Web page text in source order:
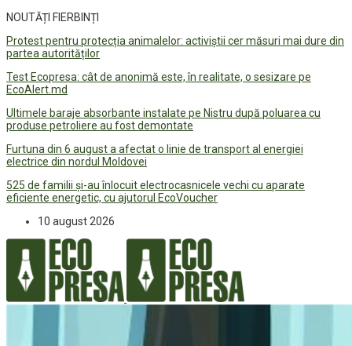
NOUTĂȚI FIERBINȚI
Protest pentru protecția animalelor: activiștii cer măsuri mai dure din
partea autorităților
Test Ecopresa: cât de anonimă este, în realitate, o sesizare pe
EcoAlert.md
Ultimele baraje absorbante instalate pe Nistru după poluarea cu
produse petroliere au fost demontate
Furtuna din 6 august a afectat o linie de transport al energiei
electrice din nordul Moldovei
525 de familii și-au înlocuit electrocasnicele vechi cu aparate
eficiente energetic, cu ajutorul EcoVoucher
10 august 2026